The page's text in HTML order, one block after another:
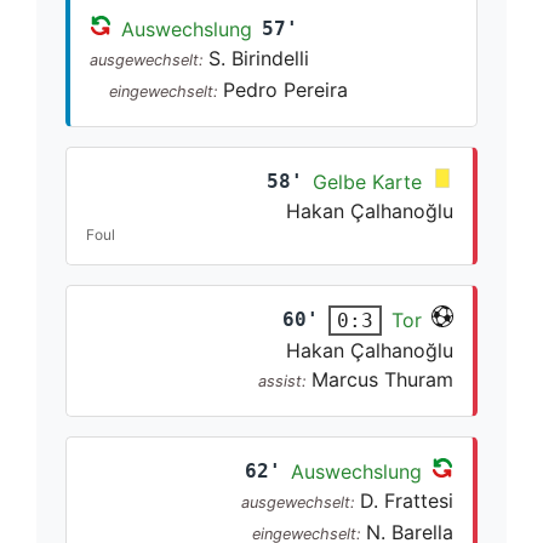
Auswechslung 57'
ausgewechselt: S. Birindelli
eingewechselt: Pedro Pereira
58'
Gelbe Karte
Hakan Çalhanoğlu
Foul
60' 0:3
Tor
Hakan Çalhanoğlu
assist: Marcus Thuram
62' Auswechslung
ausgewechselt: D. Frattesi
eingewechselt: N. Barella